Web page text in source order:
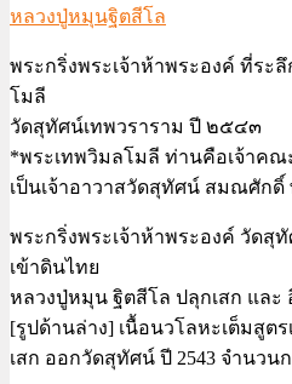
หลวงปู่หมุนฐิตสีโล
พระกริ่งพระเจ้าห้าพระองค์ ที่ระ
โมลี
วัดสุทัศน์เทพวราราม ปี ๒๕๔๓
*พระเทพวิมลโมลี ท่านคือเจ้าค
เป็นเจ้าอาวาสวัดสุทัศน์ สมณศัก
พระกริ่งพระเจ้าห้าพระองค์ วัดสุ
เข้าดินไทย
หลวงปู่หมุน ฐิตสีโล ปลุกเสก และ
[รูปด้านล่าง] เนื้อนวโลหะเต็มสูต
เสก ออกวัดสุทัศน์ ปี 2543 จำนวน